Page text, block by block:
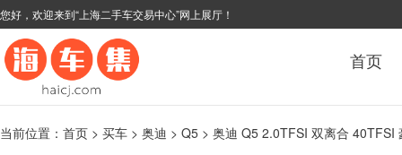
您好，欢迎来到“上海二手车交易中心”网上展厅！
首页
当前位置： 首页 > 买车 > 奥迪 > Q5 > 奥迪 Q5 2.0TFSI 双离合 40TFSI